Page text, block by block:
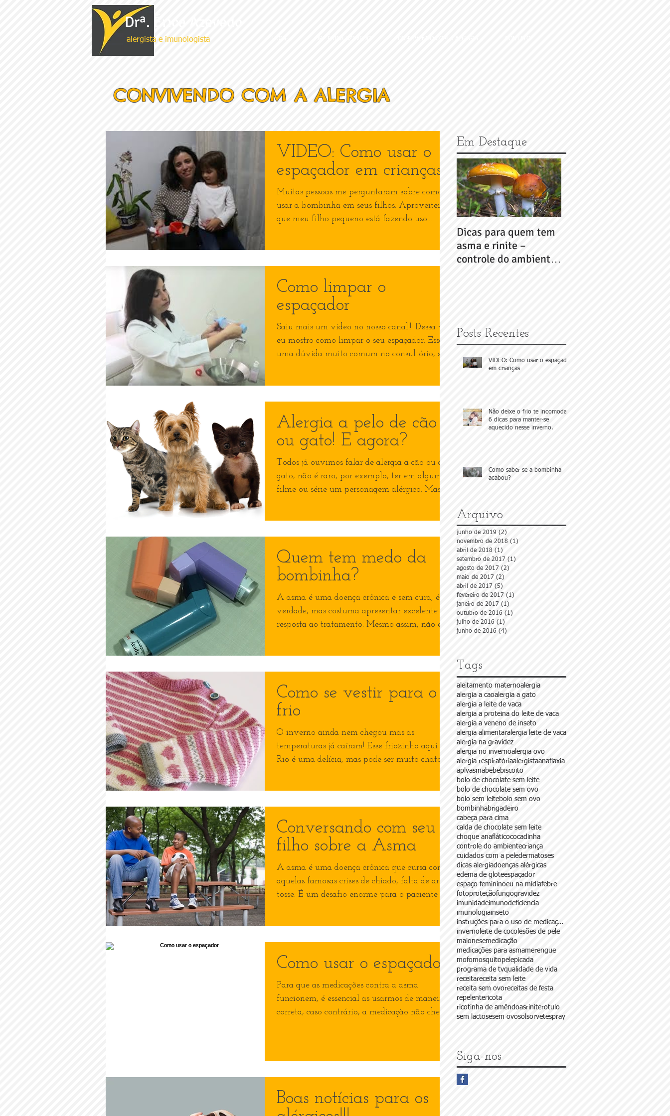
Drª. Érica Azevedo
alergista e imunologista
CONVIVENDO COM A ALERGIA
VIDEO: Como usar o
espaçador em crianças
Muitas pessoas me perguntaram sobre como
usar a bombinha em seus filhos. Aproveitei
que meu filho pequeno está fazendo uso
Como limpar o
espaçador
Saiu mais um vídeo no nosso canal!!! Dessa vez
eu mostro como limpar o seu espaçador. Essa é
uma dúvida muito comum no consultório, se...
Alergia a pelo de cão
ou gato! E agora?
Todos já ouvimos falar de alergia a cão ou a
gato, não é raro, por exemplo, ter em algum
filme ou série um personagem alérgico. Mas
Quem tem medo da
bombinha?
A asma é uma doença crônica e sem cura, é
verdade, mas costuma apresentar excelente
resposta ao tratamento. Mesmo assim, não é
Como se vestir para o
frio
O inverno ainda nem chegou mas as
temperaturas já caíram! Esse friozinho aqui no
Rio é uma delícia, mas pode ser muito chato
Conversando com seu
filho sobre a Asma
A asma é uma doença crônica que cursa com
aquelas famosas crises de chiado, falta de ar e
tosse. É um desafio enorme para o paciente e...
Como usar o espaçador
Para que as medicações contra a asma
funcionem, é essencial as usarmos de maneira
correta, caso contrário, a medicação não chega
Boas notícias para os
Em Destaque
Dicas para quem tem
asma e rinite –
controle do ambiente
Posts Recentes
VIDEO: Como usar o espaçador
em crianças
Não deixe o frio te incomodar!
6 dicas para manter-se
aquecido nesse inverno.
Como saber se a bombinha
acabou?
Arquivo
junho de 2019 (2)
novembro de 2018 (1)
abril de 2018 (1)
setembro de 2017 (1)
agosto de 2017 (2)
maio de 2017 (2)
abril de 2017 (5)
fevereiro de 2017 (1)
janeiro de 2017 (1)
outubro de 2016 (1)
julho de 2016 (1)
junho de 2016 (4)
Tags
aleitamento maternoalergia
alergia a caoalergia a gato
alergia a leite de vaca
alergia a proteina do leite de vaca
alergia a veneno de inseto
alergia alimentaralergia leite de vaca
alergia na gravidez
alergia no invernoalergia ovo
alergia respiratóriaalergistaanaflaxia
aplvasmabebebiscoito
bolo de chocolate sem leite
bolo de chocolate sem ovo
bolo sem leitebolo sem ovo
bombinhabrigadeiro
cabeça para cima
calda de chocolate sem leite
choque anafláticococadinha
controle do ambientecriança
cuidados com a peledermatoses
dicas alergiadoenças alérgicas
edema de gloteespaçador
espaço femininoeu na mídiafebre
fotoproteçãofungogravidez
imunidadeimunodeficiencia
imunologiainseto
instruções para o uso de medicações
inverno leite de coco lesões de pele
maionesemedicação
medicações para asmamerengue
mofomosquitopelepicada
programa de tvqualidade de vida
receitareceita sem leite
receita sem ovoreceitas de festa
repelentericota
ricotinha de amêndoasriniterotulo
sem lactosesem ovosol sorvetespray
Siga-nos